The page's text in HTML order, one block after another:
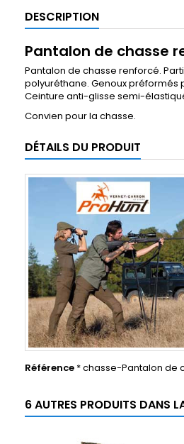
DESCRIPTION
Pantalon de chasse
Pantalon de chasse renforcé.
polyuréthane. Genoux
Ceinture anti-glisse semi-
Convien pour la chasse.
DÉTAILS DU PRODUIT
Référence * chasse-Pantalon de
6 AUTRES PRODUITS DANS